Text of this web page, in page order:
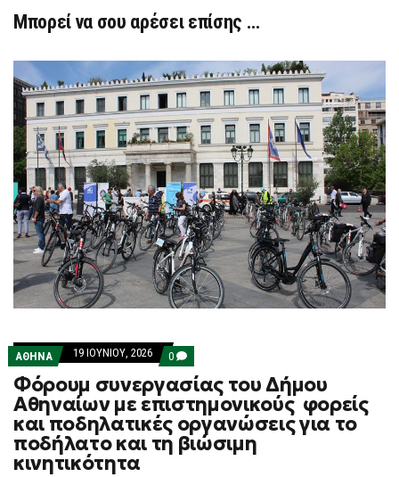
Μπορεί να σου αρέσει επίσης …
ΑΘΗΝΑ 19 ΙΟΥΝΊΟΥ, 2026 0 COMMENTS
ON
ΦΌΡΟΥΜ
ΣΥΝΕΡΓΑΣΊΑΣ
ΤΟΥ
ΔΉΜΟΥ
ΑΘΗΝΑΊΩΝ
ΜΕ
Φόρουμ συνεργασίας του Δήμου
Αθηναίων με επιστημονικούς φορείς
και ποδηλατικές οργανώσεις για το
ποδήλατο και τη βιώσιμη
κινητικότητα